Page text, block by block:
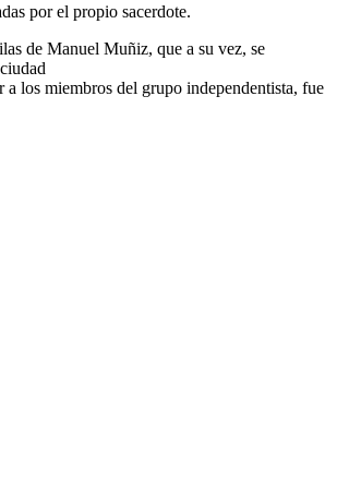
por el propio sacerdote.
de Manuel Muñiz, que a su vez, se
los miembros del grupo independentista, fue